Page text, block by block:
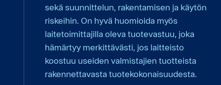
sekä suunnittelun, rakentamisen ja käytön
riskeihin. On hyvä huomioida myös
laitetoimittajilla oleva tuotevastuu, joka
hämärtyy merkittävästi, jos laitteisto
koostuu useiden valmistajien tuotteista
rakennettavasta tuotekokonaisuudesta.